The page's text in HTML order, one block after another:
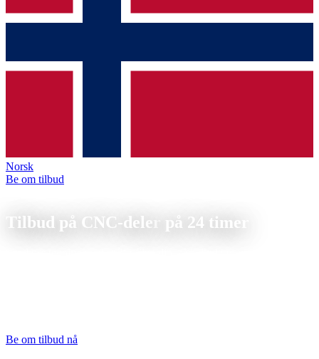
Norsk
Be om tilbud
Tilbud på CNC-deler på 24 timer
Be om tilbud nå